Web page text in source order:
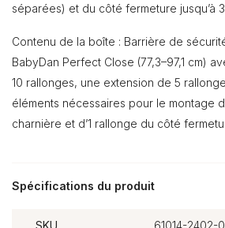
séparées) et du côté fermeture jusqu’à
Contenu de la boîte : Barrière de
BabyDan Perfect Close (77,3–97,1 cm)
10 rallonges, une extension de 5
éléments nécessaires pour le montage
charnière et d’1 rallonge du côté
Spécifications du produit
SKU 61014-2402-